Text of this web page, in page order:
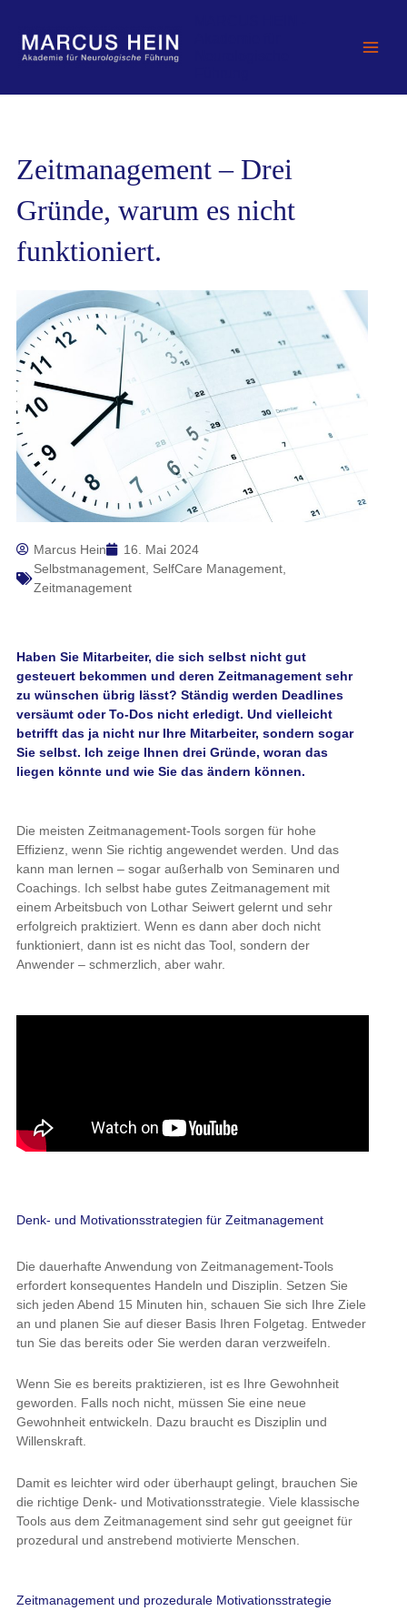
springen
Zeitmanagement – Drei
Gründe, warum es nicht
funktioniert.
Marcus Hein
16. Mai 2024
Selbstmanagement, SelfCare Management,
Zeitmanagement
Haben Sie Mitarbeiter, die sich selbst nicht gut
gesteuert bekommen und deren Zeitmanagement sehr
zu wünschen übrig lässt? Ständig werden Deadlines
versäumt oder To-Dos nicht erledigt. Und vielleicht
betrifft das ja nicht nur Ihre Mitarbeiter, sondern sogar
Sie selbst. Ich zeige Ihnen drei Gründe, woran das
liegen könnte und wie Sie das ändern können.
Die meisten Zeitmanagement-Tools sorgen für hohe
Effizienz, wenn Sie richtig angewendet werden. Und das
kann man lernen – sogar außerhalb von Seminaren und
Coachings. Ich selbst habe gutes Zeitmanagement mit
einem Arbeitsbuch von Lothar Seiwert gelernt und sehr
erfolgreich praktiziert. Wenn es dann aber doch nicht
funktioniert, dann ist es nicht das Tool, sondern der
Anwender – schmerzlich, aber wahr.
Denk- und Motivationsstrategien für Zeitmanagement
Die dauerhafte Anwendung von Zeitmanagement-Tools
erfordert konsequentes Handeln und Disziplin. Setzen Sie
sich jeden Abend 15 Minuten hin, schauen Sie sich Ihre Ziele
an und planen Sie auf dieser Basis Ihren Folgetag. Entweder
tun Sie das bereits oder Sie werden daran verzweifeln.
Wenn Sie es bereits praktizieren, ist es Ihre Gewohnheit
geworden. Falls noch nicht, müssen Sie eine neue
Gewohnheit entwickeln. Dazu braucht es Disziplin und
Willenskraft.
Damit es leichter wird oder überhaupt gelingt, brauchen Sie
die richtige Denk- und Motivationsstrategie. Viele klassische
Tools aus dem Zeitmanagement sind sehr gut geeignet für
prozedural und anstrebend motivierte Menschen.
Zeitmanagement und prozedurale Motivationsstrategie